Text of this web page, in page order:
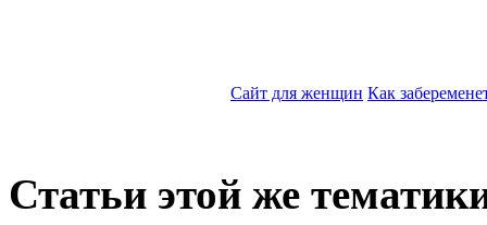
Сайт для женщин Как
Статьи этой же